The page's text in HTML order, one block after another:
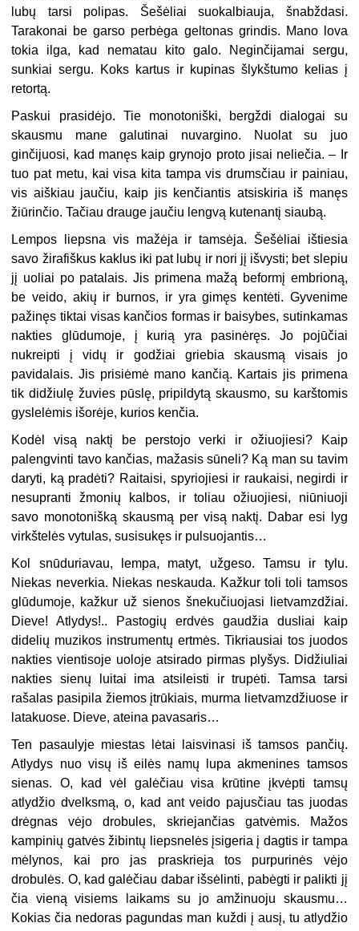
lubų tarsi polipas. Šešėliai suokalbiauja, šnabždasi.
Tarakonai be garso perbėga geltonas grindis. Mano lova
tokia ilga, kad nematau kito galo. Neginčijamai sergu,
sunkiai sergu. Koks kartus ir kupinas šlykštumo kelias į
retortą.
Paskui prasidėjo. Tie monotoniški, bergždi dialogai su
skausmu mane galutinai nuvargino. Nuolat su juo
ginčijuosi, kad manęs kaip grynojo proto jisai neliečia. – Ir
tuo pat metu, kai visa kita tampa vis drumsčiau ir painiau,
vis aiškiau jaučiu, kaip jis kenčiantis atsiskiria iš manęs
žiūrinčio. Tačiau drauge jaučiu lengvą kutenantį siaubą.
Lempos liepsna vis mažėja ir tamsėja. Šešėliai ištiesia
savo žirafiškus kaklus iki pat lubų ir nori jį išvysti; bet slepiu
jį uoliai po patalais. Jis primena mažą beformį embrioną,
be veido, akių ir burnos, ir yra gimęs kentėti. Gyvenime
pažinęs tiktai visas kančios formas ir baisybes, sutinkamas
nakties glūdumoje, į kurią yra pasinėręs. Jo pojūčiai
nukreipti į vidų ir godžiai griebia skausmą visais jo
pavidalais. Jis prisiėmė mano kančią. Kartais jis primena
tik didžiulę žuvies pūslę, pripildytą skausmo, su karštomis
gyslelėmis išorėje, kurios kenčia.
Kodėl visą naktį be perstojo verki ir ožiuojiesi? Kaip
palengvinti tavo kančias, mažasis sūneli? Ką man su tavim
daryti, ką pradėti? Raitaisi, spyriojiesi ir raukaisi, negirdi ir
nesupranti žmonių kalbos, ir toliau ožiuojiesi, niūniuoji
savo monotonišką skausmą per visą naktį. Dabar esi lyg
virkštelės vytulas, susisukęs ir pulsuojantis…
Kol snūduriavau, lempa, matyt, užgeso. Tamsu ir tylu.
Niekas neverkia. Niekas neskauda. Kažkur toli toli tamsos
glūdumoje, kažkur už sienos šnekučiuojasi lietvamzdžiai.
Dieve! Atlydys!.. Pastogių erdvės gaudžia dusliai kaip
didelių muzikos instrumentų ertmės. Tikriausiai tos juodos
nakties vientisoje uoloje atsirado pirmas plyšys. Didžiuliai
nakties sienų luitai ima atsileisti ir trupėti. Tamsa tarsi
rašalas pasipila žiemos įtrūkiais, murma lietvamzdžiuose ir
latakuose. Dieve, ateina pavasaris…
Ten pasaulyje miestas lėtai laisvinasi iš tamsos pančių.
Atlydys nuo visų iš eilės namų lupa akmenines tamsos
sienas. O, kad vėl galėčiau visa krūtine įkvėpti tamsų
atlydžio dvelksmą, o, kad ant veido pajusčiau tas juodas
drėgnas vėjo drobules, skriejančias gatvėmis. Mažos
kampinių gatvės žibintų liepsnelės įsigeria į dagtis ir tampa
mėlynos, kai pro jas praskrieja tos purpurinės vėjo
drobulės. O, kad galėčiau dabar išsėlinti, pabėgti ir palikti jį
čia vieną visiems laikams su jo amžinuoju skausmu…
Kokias čia nedoras pagundas man kuždi į ausį, tu atlydžio